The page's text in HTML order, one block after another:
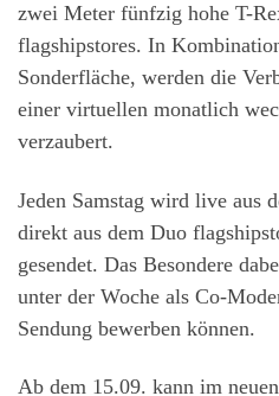
zwei Meter fünfzig hohe T-
flagshipstores. In
Sonderfläche, werden die
einer virtuellen monatlich
verzaubert.
Jeden Samstag wird live aus
direkt aus dem Duo
gesendet. Das Besondere
unter der Woche als Co-
Sendung bewerben können.
Ab dem 15.09. kann im